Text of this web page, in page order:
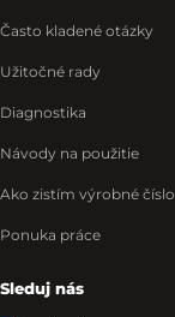
Často kladené otázky
Užitočné rady
Diagnostika
Návody na použitie
Ako zistím výrobné číslo
Ponuka práce
Sleduj nás